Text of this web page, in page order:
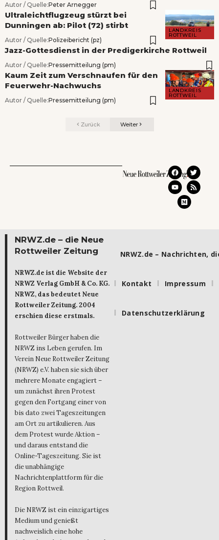
Autor / Quelle:Peter Arnegger
LANDKREIS
ROTTWEIL
Ultraleichtflugzeug stürzt bei
Dunningen ab: Pilot (72) stirbt
Autor / Quelle:Polizeibericht (pz)
Jazz-Gottesdienst in der Predigerkirche Rottweil
Autor / Quelle:Pressemitteilung (pm)
LANDKREIS
ROTTWEIL
Kaum Zeit zum Verschnaufen für den
Feuerwehr-Nachwuchs
Autor / Quelle:Pressemitteilung (pm)
Zurück Weiter
NRWZ.de – die Neue
Rottweiler Zeitung
NRWZ.de ist die Website der
NRWZ Verlag GmbH & Co. KG.
NRWZ, das bedeutet Neue
Rottweiler Zeitung. 2004
erschien diese erstmals.
Rottweiler Bürger haben die
NRWZ ins Leben gerufen. Im
Verein Neue Rottweiler Zeitung
(NRWZ) e.V. haben sie sich über
mehrere Monate engagiert –
um zunächst ihren Protest
gegen den Fortgang einer von
bis dato zwei Tageszeitungen
am Ort zu artikulieren. Aus
dem Protest wurde Aktion –
und daraus entstand die
Online-Tageszeitung. Sie ist
die unabhängige
Nachrichtenplattform für die
Region Rottweil.
Die NRWZ ist ein einzigartiges
Medium und genießt
nachweislich eine hohe
NRWZ.de – Nachrichten,
Kontakt Impressum
Datenschutzerklärung